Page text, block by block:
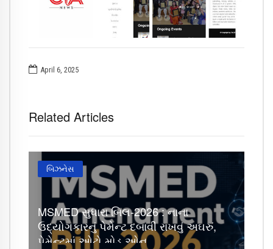
April 6, 2025
Related Articles
બિઝનેસ
MSMED સુધારા બિલ-2026 : નાના
ઉદ્યોગકારનું પેમેન્ટ દબાવી રાખવું અઘરું,
પેમેન્ટમાં ઓટો મોડ ઓન